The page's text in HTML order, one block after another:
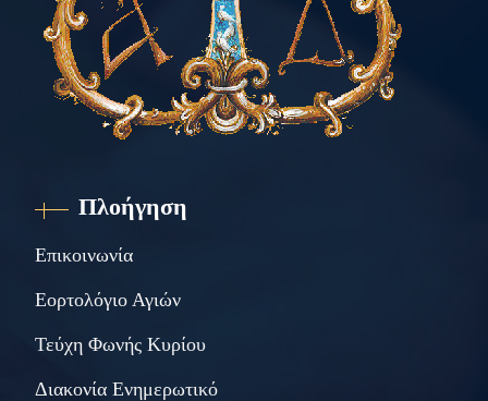
Πλοήγηση
Επικοινωνία
Εορτολόγιο Αγιών
Τεύχη Φωνής Κυρίου
Διακονία Ενημερωτικό